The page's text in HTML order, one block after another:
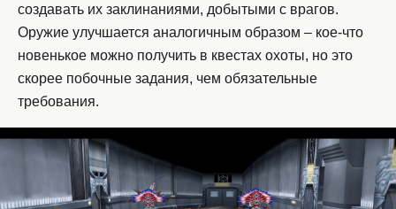
создавать их заклинаниями, добытыми с врагов.
Оружие улучшается аналогичным образом – кое-что
новенькое можно получить в квестах охоты, но это
скорее побочные задания, чем обязательные
требования.